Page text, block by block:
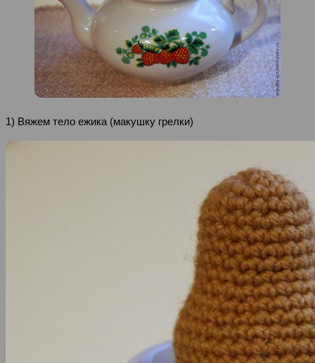
1) Вяжем тело ежика (макушку грелки)